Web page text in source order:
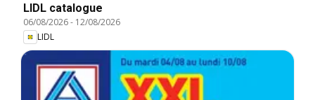
LIDL catalogue
06/08/2026- 12/08/2026
LIDL